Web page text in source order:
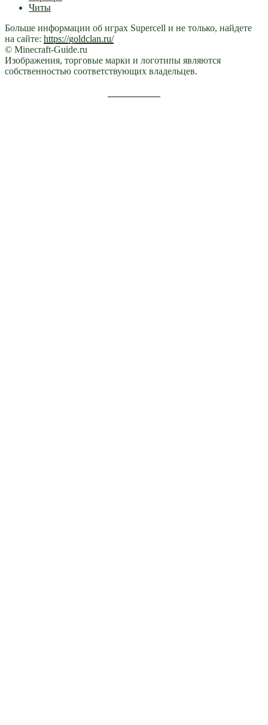
Читы
Больше информации об играх Supercell и не только, найдете
на сайте: https://goldclan.ru/
© Minecraft-Guide.ru
Изображения, торговые марки и логотипы являются
собственностью соответствующих владельцев.